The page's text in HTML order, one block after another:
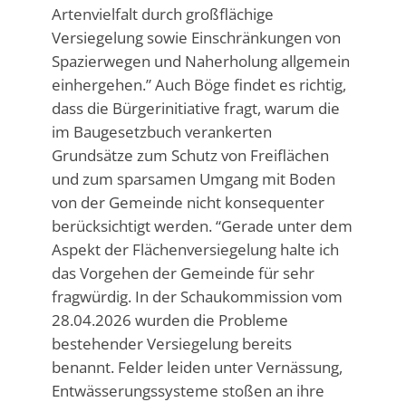
Artenvielfalt durch großflächige
Versiegelung sowie Einschränkungen von
Spazierwegen und Naherholung allgemein
einhergehen.” Auch Böge findet es richtig,
dass die Bürgerinitiative fragt, warum die
im Baugesetzbuch verankerten
Grundsätze zum Schutz von Freiflächen
und zum sparsamen Umgang mit Boden
von der Gemeinde nicht konsequenter
berücksichtigt werden. “Gerade unter dem
Aspekt der Flächenversiegelung halte ich
das Vorgehen der Gemeinde für sehr
fragwürdig. In der Schaukommission vom
28.04.2026 wurden die Probleme
bestehender Versiegelung bereits
benannt. Felder leiden unter Vernässung,
Entwässerungssysteme stoßen an ihre